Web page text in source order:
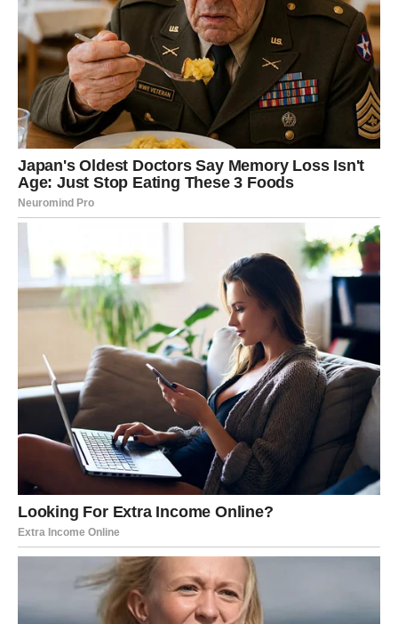
Posebno će sreće imati Strijelčevi koji planiraju pokrenuti
nešto svoje ili već dugo razmišljaju o velikoj promjeni.
JEDNA OSOBA DONOSI VAM
SREĆU I NOVE PRILIKE
Zvijezde pokazuju da u vašem životu postoji osoba koja bi
vam mogla pomoći više nego što trenutno mislite.
Moguće je da će upravo zahvaljujući jednom razgovoru,
savjetu ili kontaktu pred vas doći prilika koja će vam
otvoriti vrata mnogo bolje budućnosti.
Nemojte ignorisati ljude koji vam iskreno žele dobro.
LJUBAV – MIR DOLAZI ZAJEDNO
SA USPJEHOM
Kada je ljubav u pitanju, pred vama je mnogo ljepši period
nego ranije.
Konačno ćete imati manje stresa i više energije za sebe i
ljude koje volite.
Ako ste slobodni, moguće je poznanstvo sa osobom koja